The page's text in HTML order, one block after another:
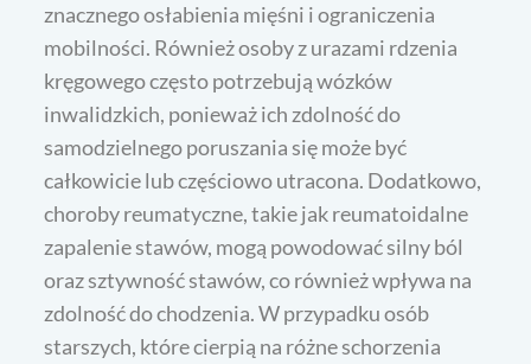
znacznego osłabienia mięśni i ograniczenia
mobilności. Również osoby z urazami rdzenia
kręgowego często potrzebują wózków
inwalidzkich, ponieważ ich zdolność do
samodzielnego poruszania się może być
całkowicie lub częściowo utracona. Dodatkowo,
choroby reumatyczne, takie jak reumatoidalne
zapalenie stawów, mogą powodować silny ból
oraz sztywność stawów, co również wpływa na
zdolność do chodzenia. W przypadku osób
starszych, które cierpią na różne schorzenia